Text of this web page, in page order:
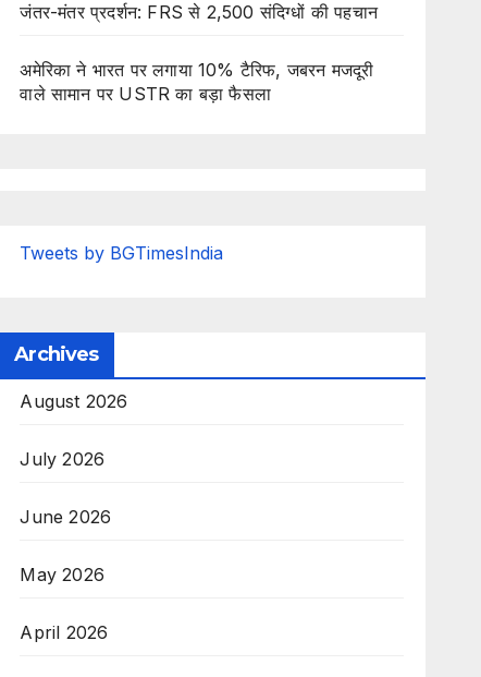
जंतर-मंतर प्रदर्शन: FRS से 2,500 संदिग्धों की पहचान
अमेरिका ने भारत पर लगाया 10% टैरिफ, जबरन मजदूरी
वाले सामान पर USTR का बड़ा फैसला
Tweets by BGTimesIndia
Archives
August 2026
July 2026
June 2026
May 2026
April 2026